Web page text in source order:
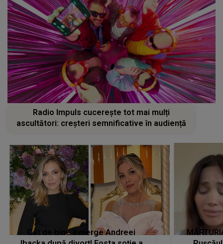
Radio Impuls cucerește tot mai mulți
ascultători: creșteri semnificative în audiență
Cât de bine îi merge Andreei